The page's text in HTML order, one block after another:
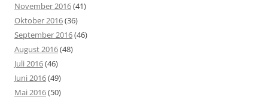
November 2016(41)
Oktober 2016(36)
September 2016(46)
August 2016(48)
Juli 2016(46)
Juni 2016(49)
Mai 2016(50)